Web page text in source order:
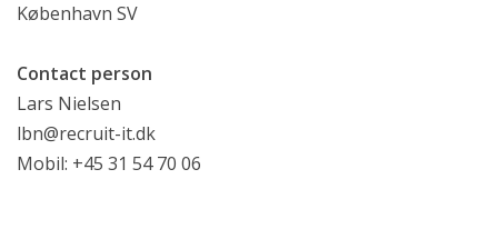
København SV
Contact person
Lars Nielsen
lbn@recruit-it.dk
Mobil: +45 31 54 70 06